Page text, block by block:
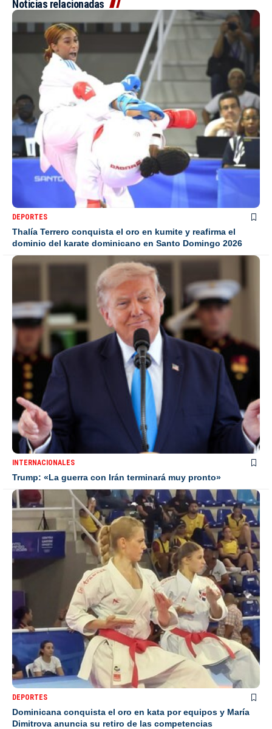
Noticias relacionadas
DEPORTES
Thalía Terrero conquista el oro en kumite y reafirma el
dominio del karate dominicano en Santo Domingo 2026
INTERNACIONALES
Trump: «La guerra con Irán terminará muy pronto»
DEPORTES
Dominicana conquista el oro en kata por equipos y María
Dimitrova anuncia su retiro de las competencias